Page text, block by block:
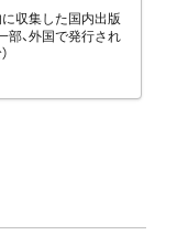
収集した国内出版
部、外国で発行され